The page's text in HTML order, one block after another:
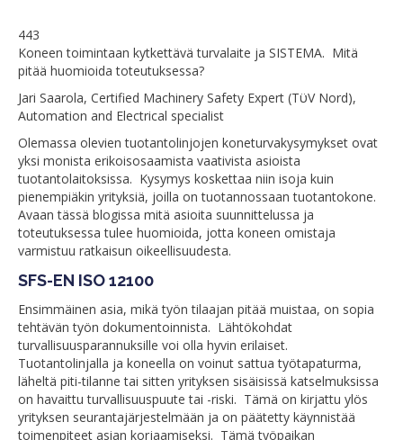
443
Koneen toimintaan kytkettävä turvalaite ja SISTEMA. Mitä
pitää huomioida toteutuksessa?
Jari Saarola, Certified Machinery Safety Expert (TϋV Nord),
Automation and Electrical specialist
Olemassa olevien tuotantolinjojen koneturvakysymykset ovat
yksi monista erikoisosaamista vaativista asioista
tuotantolaitoksissa. Kysymys koskettaa niin isoja kuin
pienempiäkin yrityksiä, joilla on tuotannossaan tuotantokone.
Avaan tässä blogissa mitä asioita suunnittelussa ja
toteutuksessa tulee huomioida, jotta koneen omistaja
varmistuu ratkaisun oikeellisuudesta.
SFS-EN ISO 12100
Ensimmäinen asia, mikä työn tilaajan pitää muistaa, on sopia
tehtävän työn dokumentoinnista. Lähtökohdat
turvallisuusparannuksille voi olla hyvin erilaiset.
Tuotantolinjalla ja koneella on voinut sattua työtapaturma,
läheltä piti-tilanne tai sitten yrityksen sisäisissä katselmuksissa
on havaittu turvallisuuspuute tai -riski. Tämä on kirjattu ylös
yrityksen seurantajärjestelmään ja on päätetty käynnistää
toimenpiteet asian korjaamiseksi. Tämä työpaikan